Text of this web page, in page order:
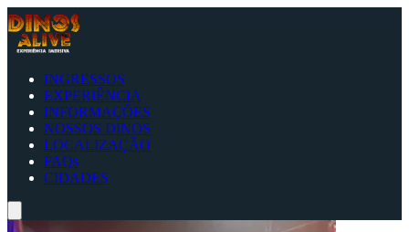
INGRESSOS
EXPERIÊNCIA
INFORMAÇÕES
NOSSOS DINOS
LOCALIZAÇÃO
FAQs
CIDADES